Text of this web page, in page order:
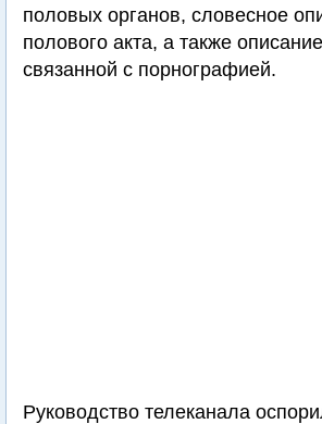
половых органов, словесное
полового акта, а также
связанной с порнографией.
Руководство телеканала